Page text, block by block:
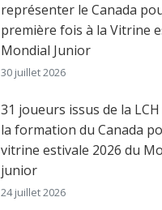
représenter le Canada
première fois à la Vitrine
Mondial Junior
30 juillet 2026
31 joueurs issus de la
la formation du Canada
vitrine estivale 2026 du
junior
24 juillet 2026